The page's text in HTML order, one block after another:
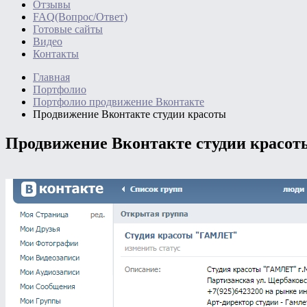
Отзывы
FAQ(Вопрос/Ответ)
Готовые сайты
Видео
Контакты
Главная
Портфолио
Портфолио продвижение Вконтакте
Продвижение Вконтакте студии красоты
Продвижение Вконтакте студии